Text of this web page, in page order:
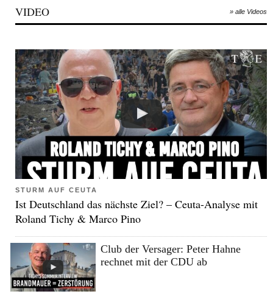
VIDEO » alle Videos
STURM AUF CEUTA
Ist Deutschland das nächste Ziel? – Ceuta-Analyse mit
Roland Tichy & Marco Pino
Club der Versager: Peter Hahne
rechnet mit der CDU ab